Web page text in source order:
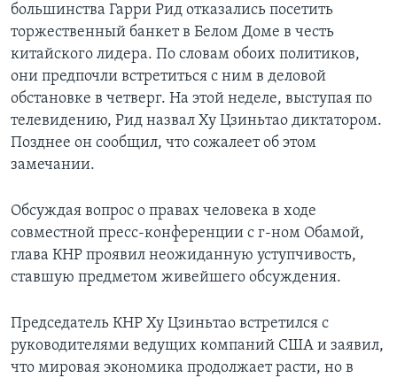
большинства Гарри Рид отказались посетить
торжественный банкет в Белом Доме в честь
китайского лидера. По словам обоих политиков,
они предпочли встретиться с ним в деловой
обстановке в четверг. На этой неделе, выступая по
телевидению, Рид назвал Ху Цзиньтао диктатором.
Позднее он сообщил, что сожалеет об этом
замечании.
Обсуждая вопрос о правах человека в ходе
совместной пресс-конференции с г-ном Обамой,
глава КНР проявил неожиданную уступчивость,
ставшую предметом живейшего обсуждения.
Председатель КНР Ху Цзиньтао встретился с
руководителями ведущих компаний США и заявил,
что мировая экономика продолжает расти, но в